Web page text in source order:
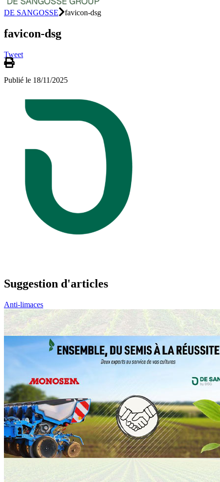
DE SANGOSSE favicon-dsg
favicon-dsg
Tweet
Publié le 18/11/2025
Suggestion d'articles
Anti-limaces